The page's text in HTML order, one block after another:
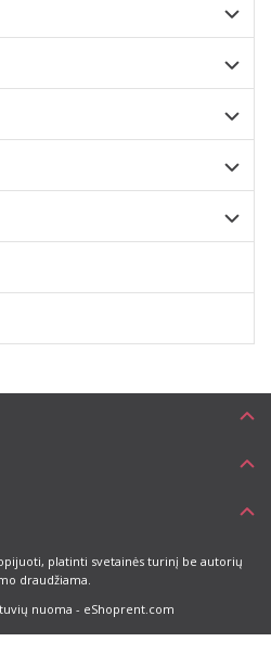
platinti svetainės turinį be autorių
draudžiama.
nuoma - eShoprent.com